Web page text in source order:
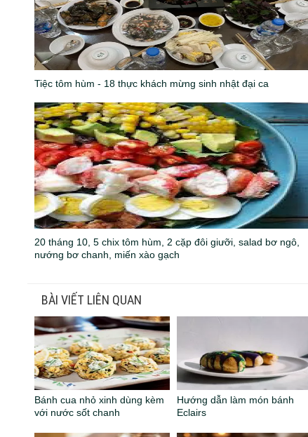
Tiệc tôm hùm - 18 thực khách mừng sinh nhật đại ca
20 tháng 10, 5 chix tôm hùm, 2 cặp đôi giưỡi, salad bơ ngô,
nướng bơ chanh, miến xào gạch
BÀI VIẾT LIÊN QUAN
Bánh cua nhỏ xinh dùng kèm
với nước sốt chanh
Hướng dẫn làm món bánh
Eclairs